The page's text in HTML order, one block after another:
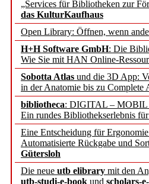
„Services für Bibliotheken zur
das KulturKaufhaus
Open Library: Öffnen, wenn
H+H Software GmbH: Die
Wie Sie mit HAN Online-
Sobotta Atlas und die 3D App:
in der Anatomie bis zu Complete
bibliotheca: DIGITAL –
Ein rundes Bibliothekserlebnis
Eine Entscheidung für
Automatisierte Rückgabe und
Gütersloh
Die neue utb elibrary mit den
utb-studi-e-book und scholars-
Mohr
und die
Francke
EBSCO
Sorbisches
Geschichte